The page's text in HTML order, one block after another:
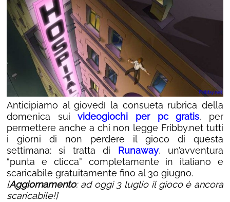
Anticipiamo al giovedì la consueta rubrica della
domenica suivideogiochi per pc gratis, per
permettere anche a chi non legge Fribby.net tutti
i giorni di non perdere il gioco di questa
settimana: si tratta di Runaway, un’avventura
“punta e clicca” completamente in italiano e
scaricabile gratuitamente fino al 30 giugno.
[Aggiornamento: ad oggi 3 luglio il gioco è ancora
scaricabile!]